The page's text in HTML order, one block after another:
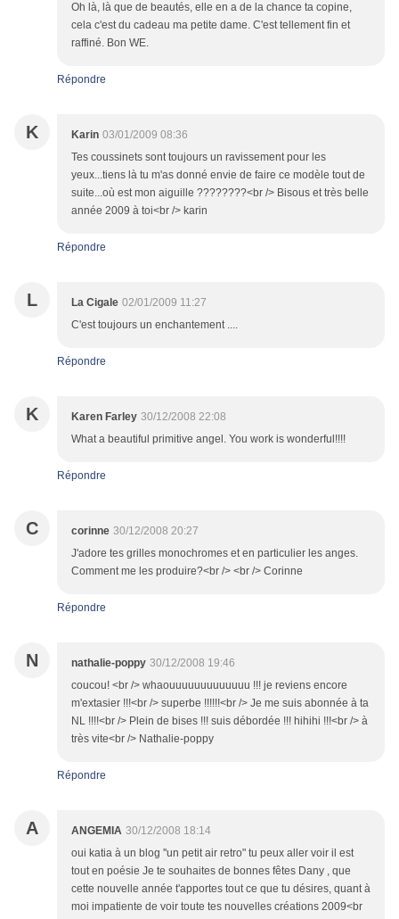
Oh là, là que de beautés, elle en a de la chance ta copine,
cela c'est du cadeau ma petite dame. C'est tellement fin et
raffiné. Bon WE.
Répondre
K Karin 03/01/2009 08:36
Tes coussinets sont toujours un ravissement pour les
yeux...tiens là tu m'as donné envie de faire ce modèle tout de
suite...où est mon aiguille ????????<br /> Bisous et très belle
année 2009 à toi<br /> karin
Répondre
L La Cigale 02/01/2009 11:27
C'est toujours un enchantement ....
Répondre
K Karen Farley 30/12/2008 22:08
What a beautiful primitive angel. You work is wonderful!!!!
Répondre
C corinne 30/12/2008 20:27
J'adore tes grilles monochromes et en particulier les anges.
Comment me les produire?<br /> <br /> Corinne
Répondre
N nathalie-poppy 30/12/2008 19:46
coucou! <br /> whaouuuuuuuuuuuuu !!! je reviens encore
m'extasier !!!<br /> superbe !!!!!!<br /> Je me suis abonnée à ta
NL !!!!<br /> Plein de bises !!! suis débordée !!! hihihi !!!<br /> à
très vite<br /> Nathalie-poppy
Répondre
A ANGEMIA 30/12/2008 18:14
oui katia à un blog ''un petit air retro" tu peux aller voir il est
tout en poésie Je te souhaites de bonnes fêtes Dany , que
cette nouvelle année t'apportes tout ce que tu désires, quant à
moi impatiente de voir toute tes nouvelles créations 2009<br